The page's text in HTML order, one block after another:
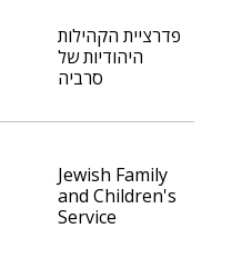
פדרציית הקהילות
היהודיות של
סרביה
Jewish Family
and Children's
Service